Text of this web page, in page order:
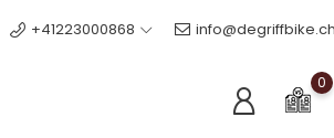
+41223000868 info@degriffbike.ch
0